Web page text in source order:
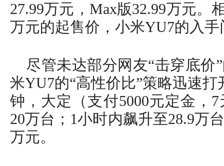
27.99万元，Max版32.99万元。
万元的起售价，小米YU7的入
尽管未达部分网友“击穿底价
米YU7的“高性价比”策略迅速
钟，大定（支付5000元定金，
20万台；1小时内飙升至28.9万
万元。